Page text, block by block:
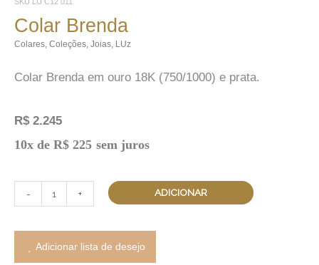
Colar Brenda
Colares, Coleções, Joias, LUz
Colar Brenda em ouro 18K (750/1000) e prata.
R$ 2.245
10x de R$ 225 sem juros
-
Colar
+
ADICIONAR
Adicionar lista de desejo